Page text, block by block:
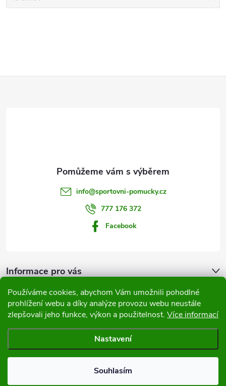
Používáme cookies, abychom Vám umožnili pohodlné
prohlížení webu a díky analýze provozu webu neustále
zlepšovali jeho funkce, výkon a použitelnost. Více informací
Nastavení
Souhlasím
info@sportovni-pomucky.cz
777 176 372
Facebook
Informace pro vás
Přijímáme online platby
Copyright 2026Sportovní pomůcky. Všechna práva vyhrazena.